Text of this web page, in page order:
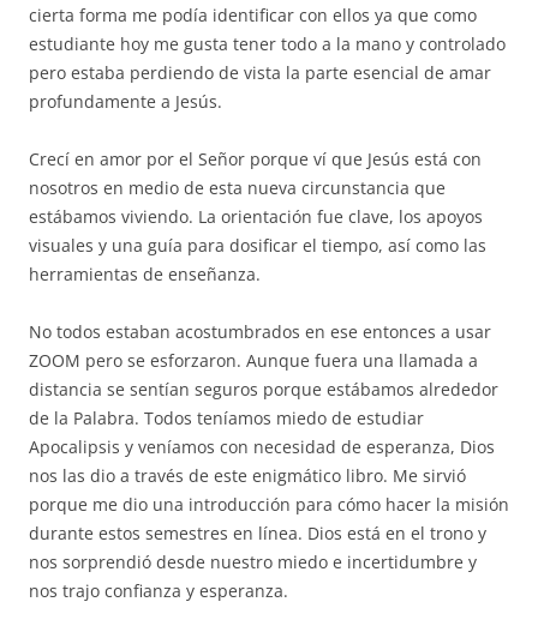
cierta forma me podía identificar con ellos ya que como
estudiante hoy me gusta tener todo a la mano y controlado
pero estaba perdiendo de vista la parte esencial de amar
profundamente a Jesús.
Crecí en amor por el Señor porque ví que Jesús está con
nosotros en medio de esta nueva circunstancia que
estábamos viviendo. La orientación fue clave, los apoyos
visuales y una guía para dosificar el tiempo, así como las
herramientas de enseñanza.
No todos estaban acostumbrados en ese entonces a usar
ZOOM pero se esforzaron. Aunque fuera una llamada a
distancia se sentían seguros porque estábamos alrededor
de la Palabra. Todos teníamos miedo de estudiar
Apocalipsis y veníamos con necesidad de esperanza, Dios
nos las dio a través de este enigmático libro. Me sirvió
porque me dio una introducción para cómo hacer la misión
durante estos semestres en línea. Dios está en el trono y
nos sorprendió desde nuestro miedo e incertidumbre y
nos trajo confianza y esperanza.